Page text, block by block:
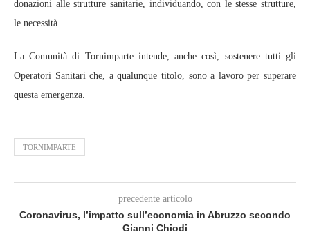
donazioni alle strutture sanitarie, individuando, con le stesse strutture,
le necessità.
La Comunità di Tornimparte intende, anche così, sostenere tutti gli
Operatori Sanitari che, a qualunque titolo, sono a lavoro per superare
questa emergenza.
TORNIMPARTE
precedente articolo
Coronavirus, l’impatto sull’economia in Abruzzo secondo
Gianni Chiodi